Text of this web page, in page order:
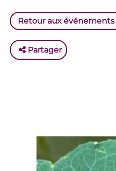
Retour aux événements
Partager